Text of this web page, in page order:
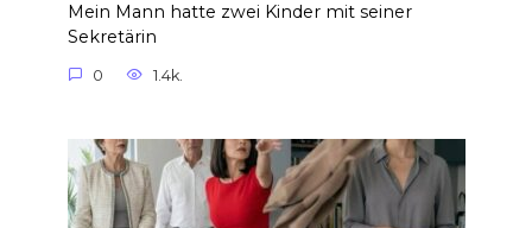
Mein Mann hatte zwei Kinder mit seiner
Sekretärin
0 1.4k.